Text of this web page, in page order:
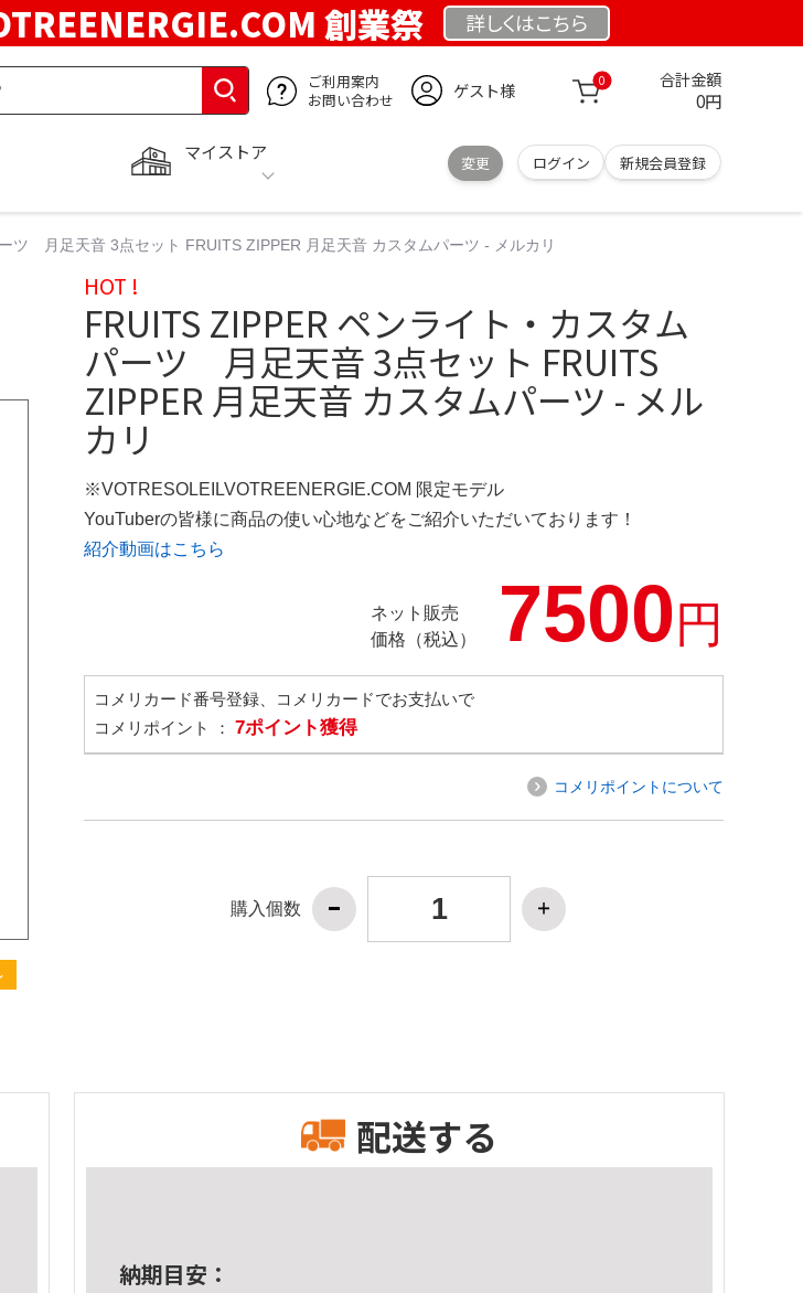
創業祭 詳しくはこちら
ご利用案内
お問い合わせ
ゲスト様 0 合計金額
0円
マイストア
変更 ログイン 新規会員登録
ツ 月足天音 3点セット FRUITS ZIPPER 月足天音 カスタムパーツ - メルカリ
HOT !
FRUITS ZIPPER ペンライト・カスタム
パーツ 月足天音 3点セット FRUITS
ZIPPER 月足天音 カスタムパーツ - メル
カリ
※VOTRESOLEILVOTREENERGIE.COM 限定モデル
YouTuberの皆様に商品の使い心地などをご紹介いただいております！
紹介動画はこちら
ネット販売
価格（税込）
7500円
コメリカード番号登録、コメリカードでお支払いで
コメリポイント ： 7ポイント獲得
コメリポイントについて
購入個数
配送する
納期目安：